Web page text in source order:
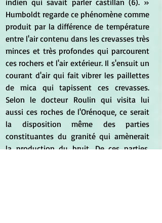
indien qui savait parler castillan (6). »
Humboldt regarde ce phénomène comme
produit par la différence de température
entre l'air contenu dans les crevasses très
minces et très profondes qui parcourent
ces rochers et l'air extérieur. Il s'ensuit un
courant d'air qui fait vibrer les paillettes
de mica qui tapissent ces crevasses.
Selon le docteur Roulin qui visita lui
aussi ces roches de l'Orénoque, ce serait
la disposition même des parties
constituantes du granité qui amènerait
la production du bruit. De ces parties,